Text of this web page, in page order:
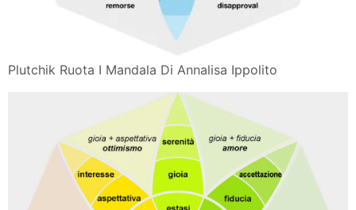
Plutchik Ruota I Mandala Di Annalisa Ippolito